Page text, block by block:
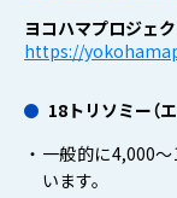
ヨコハマプロジェ
https://
18トリソミー（
・一般的に4,000
います。